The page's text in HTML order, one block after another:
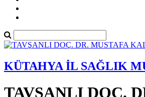
KÜTAHYA İL SAĞLIK
TAVŞANLI DOÇ.